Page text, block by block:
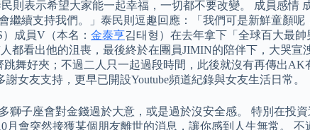
則表示希望大家能一起幸福，一切都不要改變。 成員感情
繼續支持我們。」泰民則逗趣回應：「我們可是新鮮童顏
成員V（本名： 金泰亨김태형）在去年拿下「全球百大最
都看出他的沮喪，最後終於在團員JIMIN的陪伴下，大哭宣
舞好夾；不過二人只一起過段時間，此後就沒有再傳出
女友支持，更早已開設Youtube頻道紀錄與女友生活日常。
獅子座會對金錢過於大意，或是過於沒安全感。 特別在投
會突然接獲某個朋友離世的消息，讓你感到人生無常。